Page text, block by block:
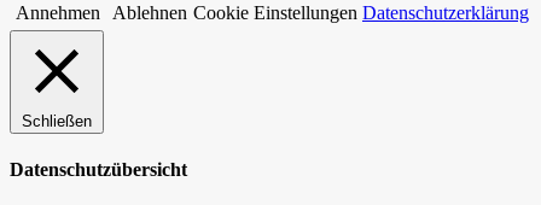
Annehmen Ablehnen Cookie Einstellungen Datenschutzerklärung
Schließen
Datenschutzübersicht